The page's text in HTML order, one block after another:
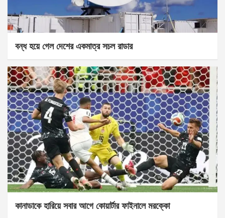
বন্ধ হয়ে গেল দেশের একমাত্র সচল রাডার
কানাডাকে হারিয়ে সবার আগে কোয়ার্টার ফাইনালে মরক্কো